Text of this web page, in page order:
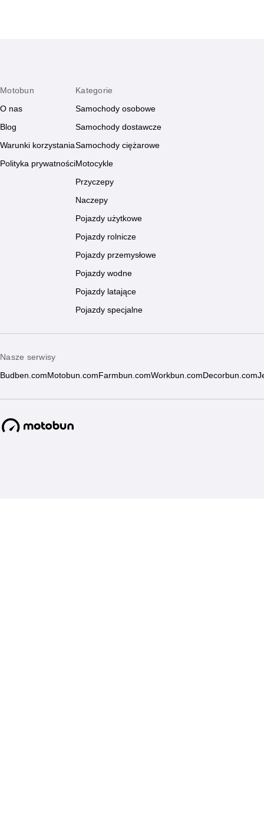
Motobun
O nas
Blog
Warunki korzystania
Polityka prywatności
Kategorie
Samochody osobowe
Samochody dostawcze
Samochody ciężarowe
Motocykle
Przyczepy
Naczepy
Pojazdy użytkowe
Pojazdy rolnicze
Pojazdy przemysłowe
Pojazdy wodne
Pojazdy latające
Pojazdy specjalne
Nasze serwisy
Budben.com Motobun.com Farmbun.comWorkbun.com Decorbun.com